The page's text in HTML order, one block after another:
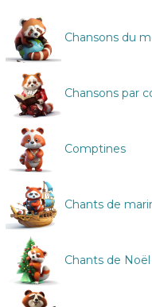
Chansons du
Chansons par
Comptines
Chants de
Chants de Noël